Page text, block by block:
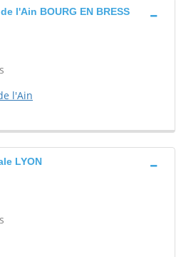
l'Ain BOURG EN BRESS
l'Ain
LYON